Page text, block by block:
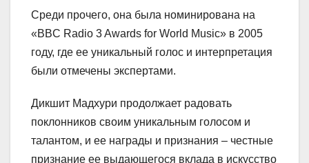
Среди прочего, она была номинирована на
«BBC Radio 3 Awards for World Music» в 2005
году, где ее уникальный голос и интерпретация
были отмечены экспертами.
Дикшит Мадхури продолжает радовать
поклонников своим уникальным голосом и
талантом, и ее награды и признания – честные
признание ее выдающегося вклада в искусство